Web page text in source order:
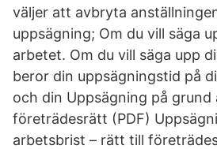
väljer att avbryta
uppsägning; Om du vill säga
arbetet. Om du vill säga upp
beror din uppsägningstid på
och din Uppsägning på grund
företrädesrätt (PDF)
arbetsbrist – rätt till